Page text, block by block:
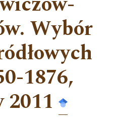
Wybór
1876,
2011